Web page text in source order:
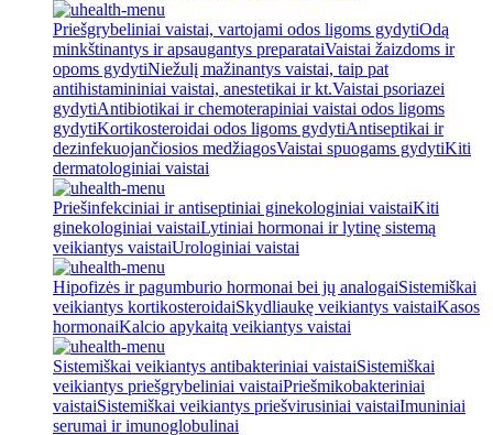
Priešgrybeliniai vaistai, vartojami odos ligoms gydytiOdą
minkštinantys ir apsaugantys preparataiVaistai žaizdoms ir
opoms gydytiNiežulį mažinantys vaistai, taip pat
antihistamininiai vaistai, anestetikai ir kt.Vaistai psoriazei
gydytiAntibiotikai ir chemoterapiniai vaistai odos ligoms
gydytiKortikosteroidai odos ligoms gydytiAntiseptikai ir
dezinfekuojančiosios medžiagosVaistai spuogams gydytiKiti
dermatologiniai vaistai
Priešinfekciniai ir antiseptiniai ginekologiniai vaistaiKiti
ginekologiniai vaistaiLytiniai hormonai ir lytinę sistemą
veikiantys vaistaiUrologiniai vaistai
Hipofizės ir pagumburio hormonai bei jų analogaiSistemiškai
veikiantys kortikosteroidaiSkydliaukę veikiantys vaistaiKasos
hormonaiKalcio apykaitą veikiantys vaistai
Sistemiškai veikiantys antibakteriniai vaistaiSistemiškai
veikiantys priešgrybeliniai vaistaiPriešmikobakteriniai
vaistaiSistemiškai veikiantys priešvirusiniai vaistaiImuniniai
serumai ir imunoglobulinai